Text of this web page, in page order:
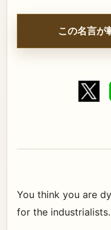
この名言が
You think you are
for the industrialists.